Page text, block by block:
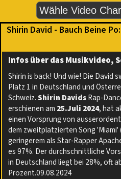
Shirin David - Bauch Beine Po:
Infos über das Musikvideo,
Shirin is back! Und wie! Die David
Platz 1 in Deutschland und
Schweiz.Shirin DavidsRap-
erschienen am 25.Juli 2024, hat
einen Vorsprung von
dem zweitplatzierten Song 'Miami'
geringerem als Star-Rapper
es 97%. Der durchschnittliche
in Deutschland liegt bei 28%, oft
Prozent.09.08.2024